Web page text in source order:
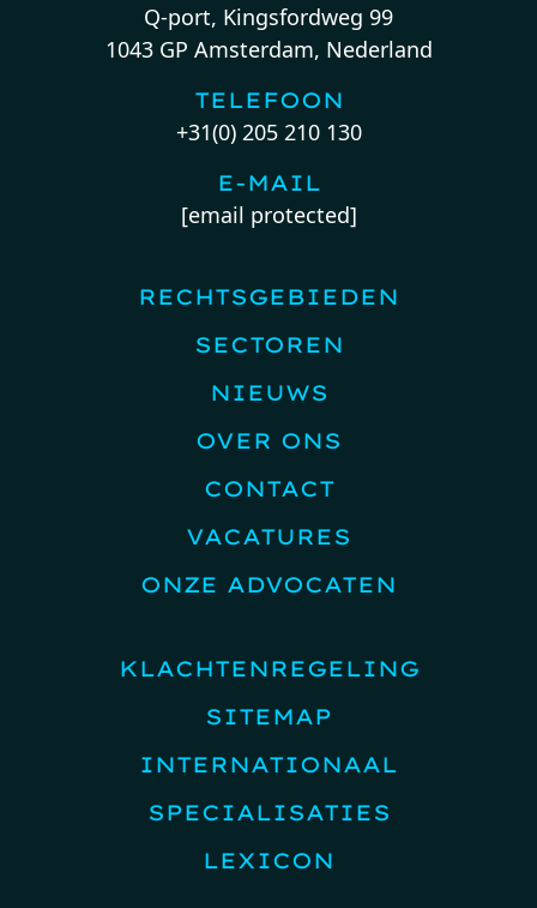
Q-port, Kingsfordweg 99
1043 GP Amsterdam, Nederland
TELEFOON
+31(0) 205 210 130
E-MAIL
[email protected]
RECHTSGEBIEDEN
SECTOREN
NIEUWS
OVER ONS
CONTACT
VACATURES
ONZE ADVOCATEN
KLACHTENREGELING
SITEMAP
INTERNATIONAAL
SPECIALISATIES
LEXICON